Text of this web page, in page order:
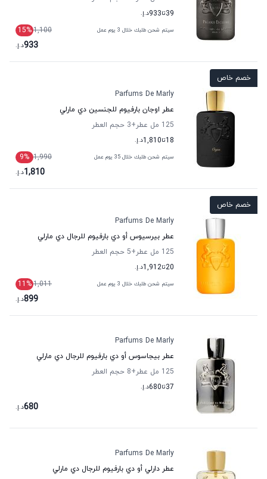
39تا933د.إ.
سيتم شحن طلبك خلال 3 يوم عمل 1,100
15%
933د.إ.
خصم خاص
Parfums De Marly
عطر اوجان بارفيوم للجنسين دي مارلي
125 مل عطر
+3
حجم العطر
18تا1,810د.إ.
سيتم شحن طلبك خلال 35 يوم عمل 1,990
9%
1,810د.إ.
خصم خاص
Parfums De Marly
عطر بيرسيوس أو دي بارفيوم للرجال دي مارلي
125 مل عطر
+5
حجم العطر
20تا1,912د.إ.
سيتم شحن طلبك خلال 3 يوم عمل 1,011
11 %
899د.إ.
Parfums De Marly
عطر بيجاسوس أو دي بارفيوم للرجال دي مارلي
125 مل عطر
+8
حجم العطر
37تا680د.إ.
680د.إ.
Parfums De Marly
عطر دارلي أو دي بارفيوم للرجال دي مارلي